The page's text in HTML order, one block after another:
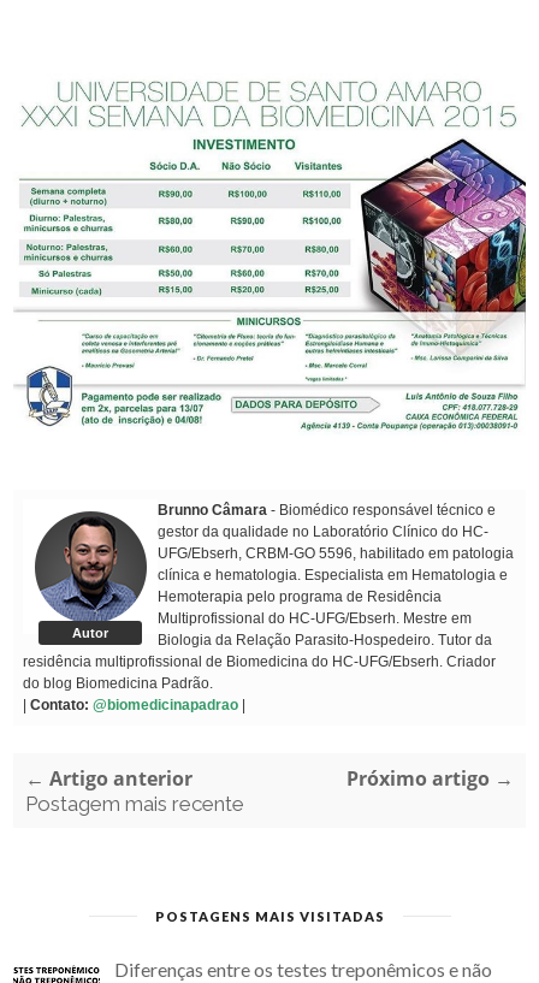
Autor
Brunno Câmara - Biomédico responsável técnico e
gestor da qualidade no Laboratório Clínico do HC-
UFG/Ebserh, CRBM-GO 5596, habilitado em patologia
clínica e hematologia. Especialista em Hematologia e
Hemoterapia pelo programa de Residência
Multiprofissional do HC-UFG/Ebserh. Mestre em
Biologia da Relação Parasito-Hospedeiro. Tutor da
residência multiprofissional de Biomedicina do HC-UFG/Ebserh. Criador
do blog Biomedicina Padrão.
| Contato: @biomedicinapadrao |
← Artigo anterior
Postagem mais recente
Próximo artigo →
POSTAGENS MAIS VISITADAS
Diferenças entre os testes treponêmicos e não